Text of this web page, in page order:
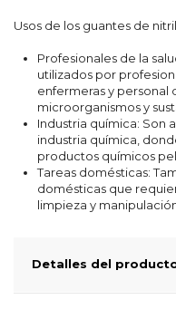
Usos de los guantes de
Profesionales de la
utilizados por
enfermeras y
microorganismos y
Industria química: Son
industria química,
productos químicos
Tareas domésticas:
domésticas que
limpieza y
Detalles del